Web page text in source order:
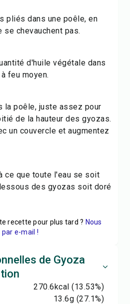
pliés dans une poêle, en
chevauchent pas.
d'huile végétale dans
feu moyen.
la poêle, juste assez pour
de la hauteur des gyozas.
un couvercle et augmentez
ce que toute l'eau se soit
des gyozas soit doré
recette pour plus tard ? Nous
e-mail !
de Gyoza
270.6kcal (13.53%)
13.6g (27.1%)